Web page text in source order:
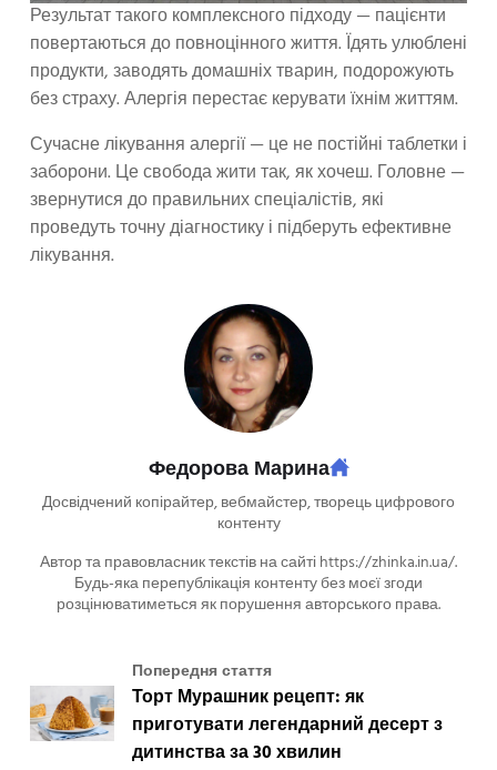
Результат такого комплексного підходу — пацієнти
повертаються до повноцінного життя. Їдять улюблені
продукти, заводять домашніх тварин, подорожують
без страху. Алергія перестає керувати їхнім життям.
Сучасне лікування алергії — це не постійні таблетки і
заборони. Це свобода жити так, як хочеш. Головне —
звернутися до правильних спеціалістів, які
проведуть точну діагностику і підберуть ефективне
лікування.
Федорова Марина
Досвідчений копірайтер, вебмайстер, творець цифрового
контенту
Автор та правовласник текстів на сайті https://zhinka.in.ua/.
Будь-яка перепублікація контенту без моєї згоди
розцінюватиметься як порушення авторського права.
Попередня стаття
Торт Мурашник рецепт: як
приготувати легендарний десерт з
дитинства за 30 хвилин